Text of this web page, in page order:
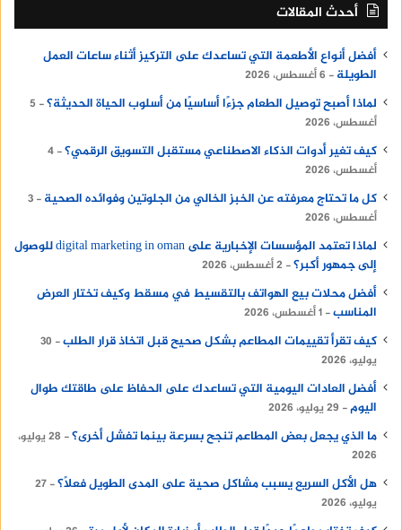
أحدث المقالات
أفضل أنواع الأطعمة التي تساعدك على التركيز أثناء ساعات العمل
الطويلة
6 أغسطس، 2026
لماذا أصبح توصيل الطعام جزءًا أساسيًا من أسلوب الحياة الحديثة؟
5
أغسطس، 2026
كيف تغير أدوات الذكاء الاصطناعي مستقبل التسويق الرقمي؟ 4
أغسطس، 2026
كل ما تحتاج معرفته عن الخبز الخالي من الجلوتين وفوائده الصحية
3
أغسطس، 2026
لماذا تعتمد المؤسسات الإخبارية على digital marketing in oman للوصول
إلى جمهور أكبر؟ 2 أغسطس، 2026
أفضل محلات بيع الهواتف بالتقسيط في مسقط وكيف تختار العرض
المناسب 1 أغسطس، 2026
كيف تقرأ تقييمات المطاعم بشكل صحيح قبل اتخاذ قرار الطلب
30
يوليو، 2026
أفضل العادات اليومية التي تساعدك على الحفاظ على طاقتك طوال
اليوم
29 يوليو، 2026
ما الذي يجعل بعض المطاعم تنجح بسرعة بينما تفشل أخرى؟
28 يوليو،
2026
هل الأكل السريع يسبب مشاكل صحية على المدى الطويل فعلًا؟ 27
يوليو، 2026